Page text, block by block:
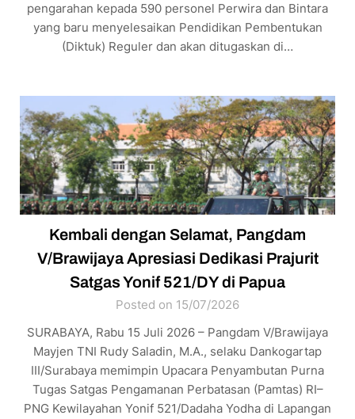
pengarahan kepada 590 personel Perwira dan Bintara
yang baru menyelesaikan Pendidikan Pembentukan
(Diktuk) Reguler dan akan ditugaskan di…
Kembali dengan Selamat, Pangdam
V/Brawijaya Apresiasi Dedikasi Prajurit
Satgas Yonif 521/DY di Papua
Posted on 15/07/2026
SURABAYA, Rabu 15 Juli 2026 – Pangdam V/Brawijaya
Mayjen TNI Rudy Saladin, M.A., selaku Dankogartap
III/Surabaya memimpin Upacara Penyambutan Purna
Tugas Satgas Pengamanan Perbatasan (Pamtas) RI–
PNG Kewilayahan Yonif 521/Dadaha Yodha di Lapangan